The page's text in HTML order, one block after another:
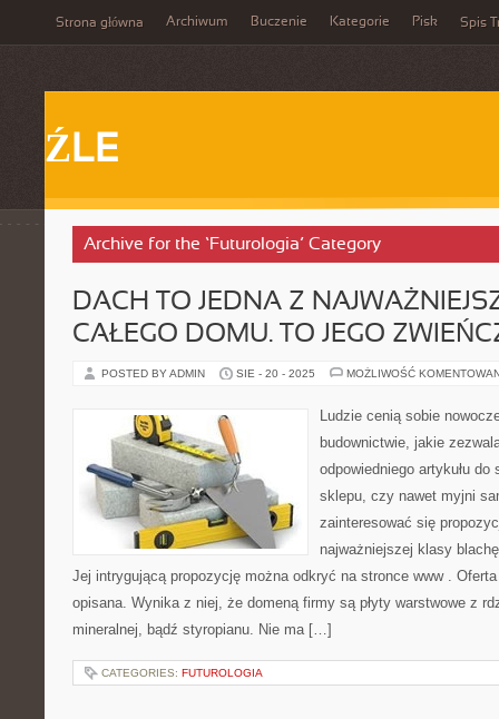
Strona główna Archiwum Buczenie Kategorie Pisk Spis
ŹLE
Archive for the ‘Futurologia’ Category
DACH TO JEDNA Z
CAŁEGO DOMU. TO JEGO
POSTED BY ADMIN SIE - 20 - 2025 MOŻLIWOŚĆ
Ludzie cenią sobie
budownictwie, jakie
odpowiedniego artykułu
sklepu, czy nawet myjni
zainteresować się
najważniejszej klasy
Jej intrygującą propozycję można odkryć na stronce www .
opisana. Wynika z niej, że domeną firmy są płyty warstwowe z
mineralnej, bądź styropianu. Nie ma […]
CATEGORIES: FUTUROLOGIA